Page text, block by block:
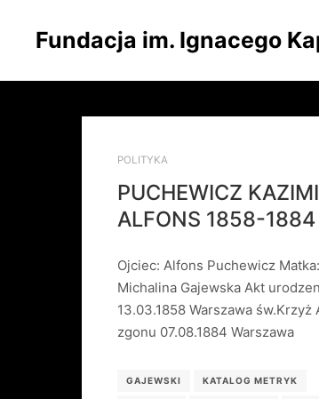
Fundacja im. Ignacego
POLITYKA
PUCHEWICZ
ALFONS 1858-1884
Ojciec: Alfons Puchewicz Matka:
Michalina Gajewska Akt
13.03.1858 Warszawa św.Krzyż
zgonu 07.08.1884 Warszawa
GAJEWSKI KATALOG METRYK